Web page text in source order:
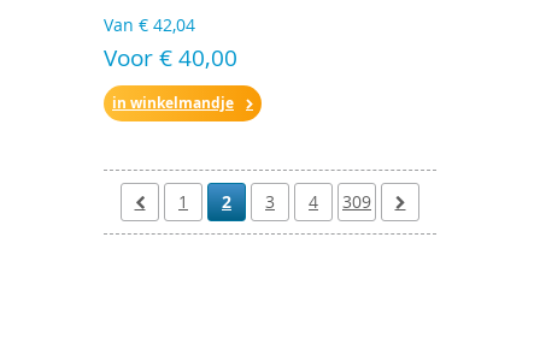
Van € 42,04
Voor € 40,00
in winkelmandje
1 2 3 4 309